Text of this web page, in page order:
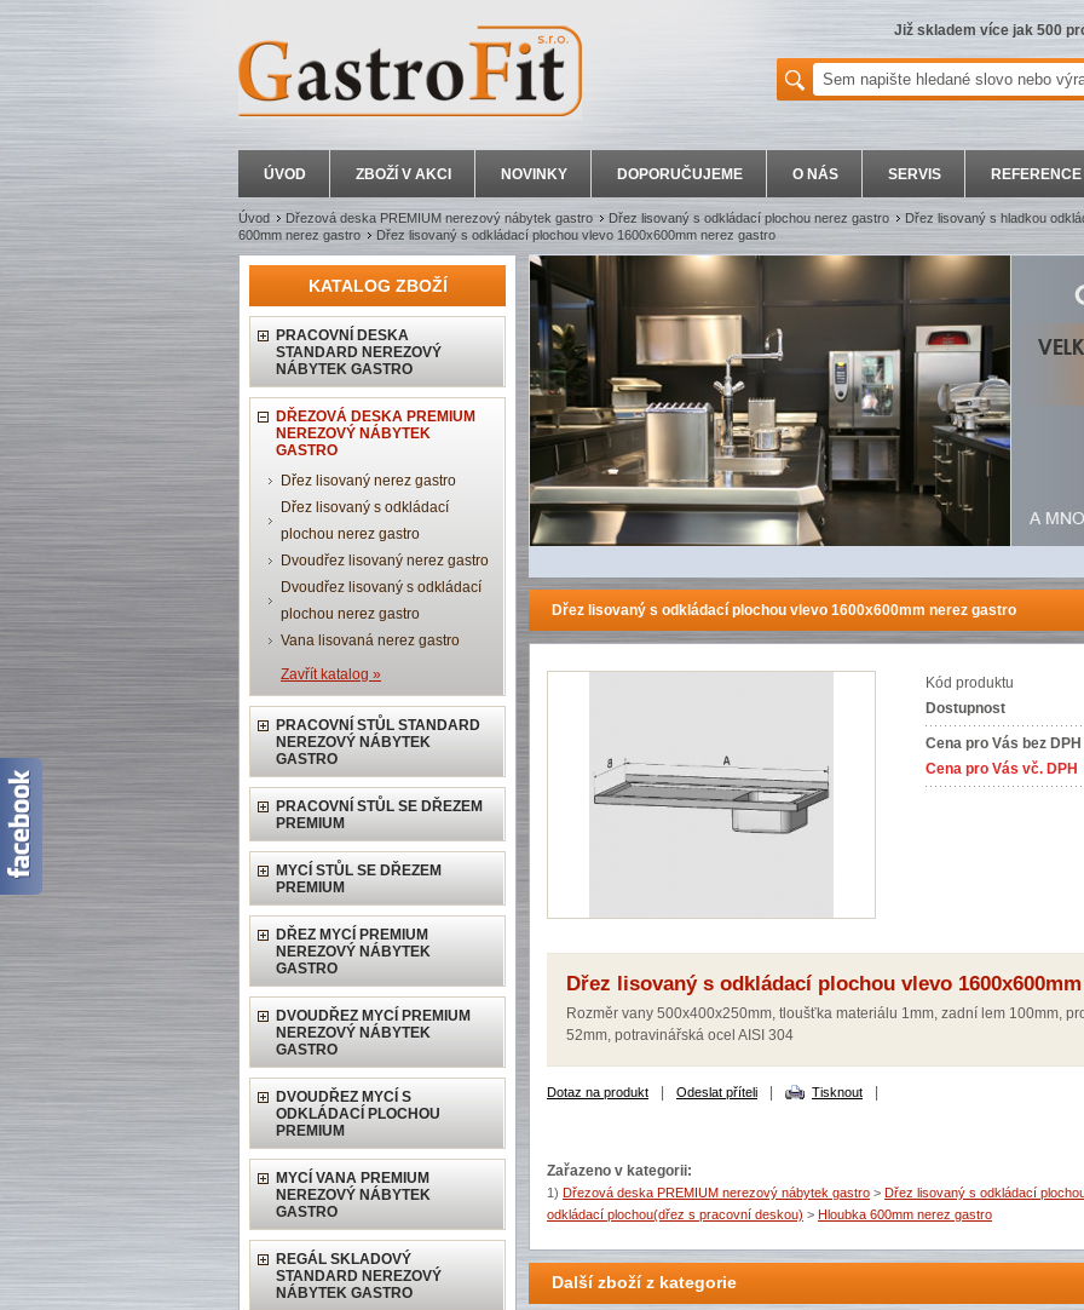
Již skladem více jak 500
ÚVOD ZBOŽÍ V AKCI NOVINKY DOPORUČUJEME O NÁS SERVIS REFERENCE
Úvod Dřezová deska PREMIUM nerezový nábytek gastro Dřez lisovaný s odkládací plochou nerez gastro
Dřez lisovaný s hladkou
600mm nerez gastro
Dřez lisovaný s odkládací plochou vlevo 1600x600mm nerez gastro
KATALOG ZBOŽÍ
PRACOVNÍ DESKA
STANDARD NEREZOVÝ
NÁBYTEK GASTRO
DŘEZOVÁ DESKA PREMIUM
NEREZOVÝ NÁBYTEK
GASTRO
Dřez lisovaný nerez gastro
Dřez lisovaný s odkládací
plochou nerez gastro
Dvoudřez lisovaný nerez gastro
Dvoudřez lisovaný s odkládací
plochou nerez gastro
Vana lisovaná nerez gastro
Zavřít katalog »
PRACOVNÍ STŮL STANDARD
NEREZOVÝ NÁBYTEK
GASTRO
PRACOVNÍ STŮL SE DŘEZEM
PREMIUM
MYCÍ STŮL SE DŘEZEM
PREMIUM
DŘEZ MYCÍ PREMIUM
NEREZOVÝ NÁBYTEK
GASTRO
DVOUDŘEZ MYCÍ PREMIUM
NEREZOVÝ NÁBYTEK
GASTRO
DVOUDŘEZ MYCÍ S
ODKLÁDACÍ PLOCHOU
PREMIUM
MYCÍ VANA PREMIUM
NEREZOVÝ NÁBYTEK
GASTRO
REGÁL SKLADOVÝ
STANDARD NEREZOVÝ
NÁBYTEK GASTRO
Dřez lisovaný s odkládací plochou vlevo 1600x600mm nerez gastro
Kód produktu
Dostupnost
Cena pro Vás bez DPH
Cena pro Vás vč. DPH
Dřez lisovaný s odkládací plochou vlevo
Rozměr vany 500x400x250mm, tloušťka materiálu 1mm, zadní lem 100mm,
52mm, potravinářská ocel AISI 304
Dotaz na produkt Odeslat příteli Tisknout
Zařazeno v kategorii:
1) Dřezová deska PREMIUM nerezový nábytek gastro > Dřez lisovaný s odkládací
odkládací plochou(dřez s pracovní deskou) > Hloubka 600mm nerez gastro
Další zboží z kategorie